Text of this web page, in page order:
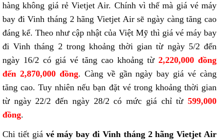
hàng không giá rẻ Vietjet Air. Chính vì thế mà giá vé máy
bay đi Vinh tháng 2 hãng Vietjet Air sẽ ngày càng tăng cao
đáng kể. Theo như cập nhật của Việt Mỹ thì giá vé máy bay
đi Vinh tháng 2 trong khoảng thời gian từ ngày 5/2 đến
ngày 16/2 có giá vé tăng cao khoảng từ 2,220,000 đồng
đến 2,870,000 đồng. Càng về gần ngày bay giá vé càng
tăng cao. Tuy nhiên nếu bạn đặt vé trong khoảng thời gian
từ ngày 22/2 đến ngày 28/2 có mức giá chỉ từ 599,000
đồng.
Chi tiết giá vé máy bay đi Vinh tháng 2 hãng Vietjet Air